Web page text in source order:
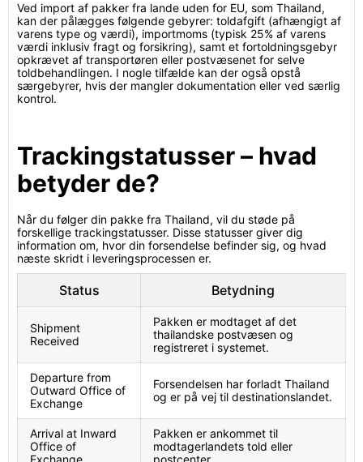
Ved import af pakker fra lande uden for EU, som Thailand,
kan der pålægges følgende gebyrer: toldafgift (afhængigt af
varens type og værdi), importmoms (typisk 25% af varens
værdi inklusiv fragt og forsikring), samt et fortoldningsgebyr
opkrævet af transportøren eller postvæsenet for selve
toldbehandlingen. I nogle tilfælde kan der også opstå
særgebyrer, hvis der mangler dokumentation eller ved særlig
kontrol.
Trackingstatusser – hvad
betyder de?
Når du følger din pakke fra Thailand, vil du støde på
forskellige trackingstatusser. Disse statusser giver dig
information om, hvor din forsendelse befinder sig, og hvad
næste skridt i leveringsprocessen er.
Status Betydning
Shipment
Received
Pakken er modtaget af det
thailandske postvæsen og
registreret i systemet.
Departure from
Outward Office of
Exchange
Forsendelsen har forladt Thailand
og er på vej til destinationslandet.
Arrival at Inward
Office of
Exchange
Pakken er ankommet til
modtagerlandets told eller
postcenter.